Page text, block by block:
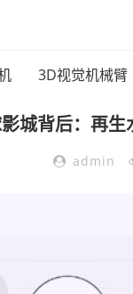
3D视觉机械臂
城背后：再
admin